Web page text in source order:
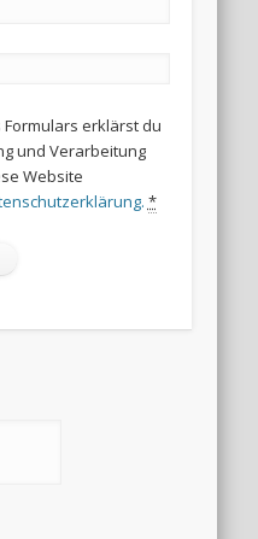
erklärst du
und Verarbeitung
Website
*